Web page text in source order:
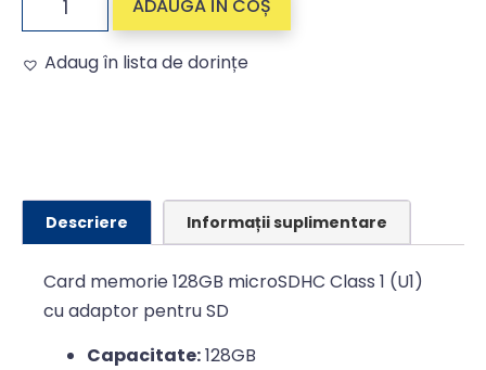
ADAUGĂ ÎN COȘ
Adaug în lista de dorințe
Descriere Informații suplimentare
Card memorie 128GB microSDHC Class 1 (U1)
cu adaptor pentru SD
Capacitate:128GB